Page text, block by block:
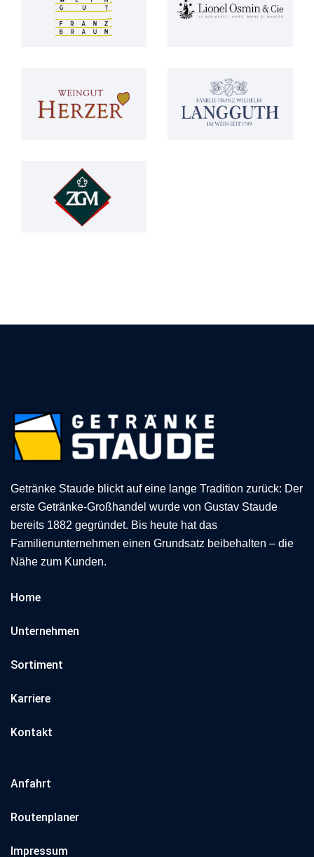
Getränke Staude blickt auf eine lange Tradition zurück: Der
erste Getränke-Großhandel wurde von Gustav Staude
bereits 1882 gegründet. Bis heute hat das
Familienunternehmen einen Grundsatz beibehalten – die
Nähe zum Kunden.
Home
Unternehmen
Sortiment
Karriere
Kontakt
Anfahrt
Routenplaner
Impressum